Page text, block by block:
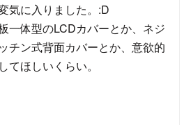
気に入りました。:D
一体型のLCDカバーとか、ネジ
チン式背面カバーとか、意欲的
てほしいくらい。